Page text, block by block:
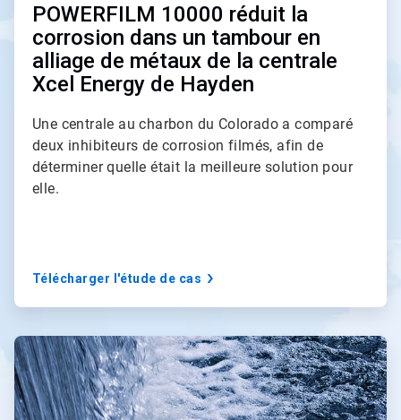
POWERFILM 10000 réduit la
corrosion dans un tambour en
alliage de métaux de la centrale
Xcel Energy de Hayden
Une centrale au charbon du Colorado a comparé
deux inhibiteurs de corrosion filmés, afin de
déterminer quelle était la meilleure solution pour
elle.
Télécharger l'étude de cas
A
r
t
i
c